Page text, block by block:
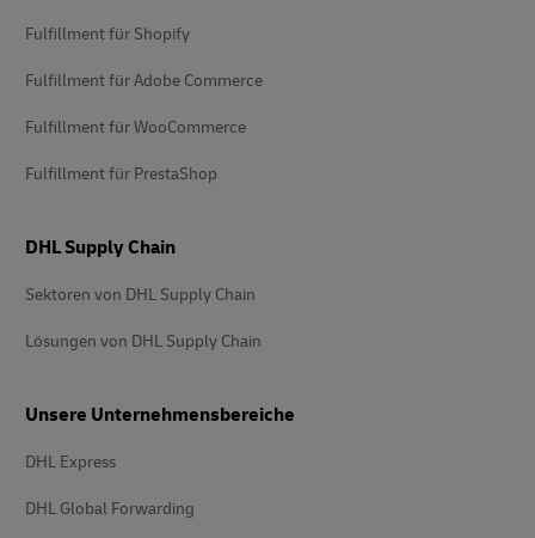
Fulfillment für Shopify
Fulfillment für Adobe Commerce
Fulfillment für WooCommerce
Fulfillment für PrestaShop
DHL Supply Chain
Sektoren von DHL Supply Chain
Lösungen von DHL Supply Chain
Unsere Unternehmensbereiche
DHL Express
DHL Global Forwarding